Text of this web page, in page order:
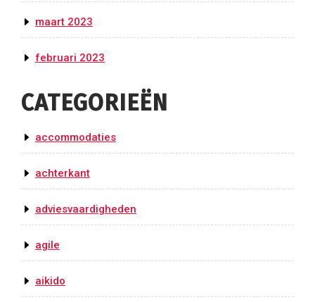
maart 2023
februari 2023
CATEGORIEËN
accommodaties
achterkant
adviesvaardigheden
agile
aikido